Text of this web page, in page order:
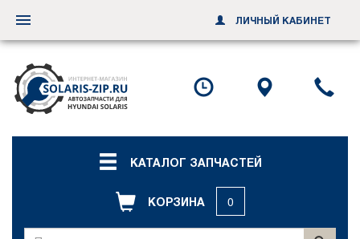
КАТАЛОГ ЗАПЧАСТЕЙ
КОРЗИНА 0
Переключить
навигацию
ЛИЧНЫЙ КАБИНЕТ
Посмотреть
график схему